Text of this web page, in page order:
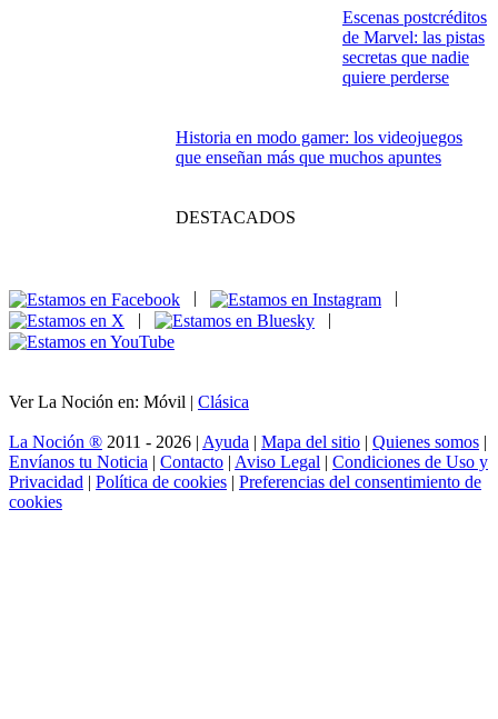
Escenas postcréditos
de Marvel: las pistas
secretas que nadie
quiere perderse
Historia en modo gamer: los videojuegos
que enseñan más que muchos apuntes
DESTACADOS
|
|
|
|
Ver La Noción en: Móvil | Clásica
La Noción ® 2011 - 2026 | Ayuda | Mapa del sitio | Quienes somos |
Envíanos tu Noticia | Contacto | Aviso Legal | Condiciones de Uso y
Privacidad | Política de cookies | Preferencias del consentimiento de
cookies